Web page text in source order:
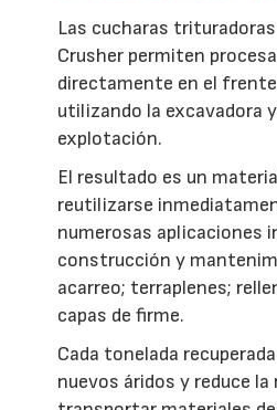
Las cucharas
Crusher permiten
directamente en el
utilizando la excavadora
explotación.
El resultado es un
reutilizarse
numerosas aplicaciones
construcción y
acarreo; terraplenes;
capas de firme.
Cada tonelada
nuevos áridos y reduce la